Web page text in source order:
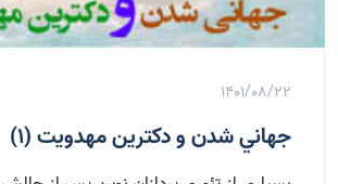
1401/08/22
جهاني شدن و دكترين مهدويت (1)